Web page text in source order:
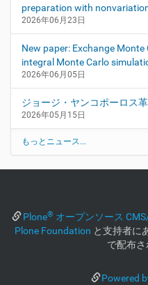
preparation with
2026年06月23日
New paper: Exchange
integral Monte Carlo
2026年06月05日
ジョージ・ヤンコポーロス
2026年05月15日
もっとニュース...
Plone® オープンソース
Plone Foundation と支持者に
で配布さ
Powered